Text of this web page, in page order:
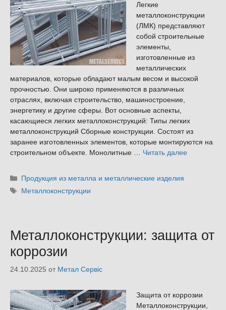
Легкие
металлоконструкции
(ЛМК) представляют
собой строительные
элементы,
изготовленные из
металлических
материалов, которые обладают малым весом и высокой
прочностью. Они широко применяются в различных
отраслях, включая строительство, машиностроение,
энергетику и другие сферы. Вот основные аспекты,
касающиеся легких металлоконструкций: Типы легких
металлоконструкций Сборные конструкции. Состоят из
заранее изготовленных элементов, которые монтируются на
строительном объекте. Монолитные … Читать далее
Рубрики
Продукция из металла и металлические изделия
Метки
Металлоконструкции
Металлоконструкции: защита от
коррозии
24.10.2025 от Метал Сервіс
Защита от коррозии
Металлоконструкции,